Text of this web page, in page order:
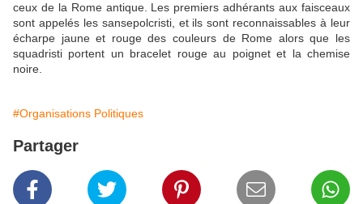
ceux de la Rome antique. Les premiers adhérants aux faisceaux
sont appelés les sansepolcristi, et ils sont reconnaissables à leur
écharpe jaune et rouge des couleurs de Rome alors que les
squadristi portent un bracelet rouge au poignet et la chemise
noire.
#Organisations Politiques
Partager